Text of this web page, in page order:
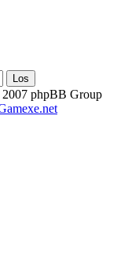
phpBB Group